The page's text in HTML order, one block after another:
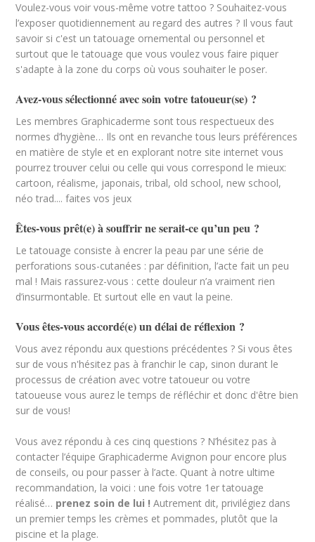
Voulez-vous voir vous-même votre tattoo ? Souhaitez-vous
l’exposer quotidiennement au regard des autres ? Il vous faut
savoir si c'est un tatouage ornemental ou personnel et
surtout que le tatouage que vous voulez vous faire piquer
s'adapte à la zone du corps où vous souhaiter le poser.
Avez-vous sélectionné avec soin votre tatoueur(se) ?
Les membres Graphicaderme sont tous respectueux des
normes d’hygiène… Ils ont en revanche tous leurs préférences
en matière de style et en explorant notre site internet vous
pourrez trouver celui ou celle qui vous correspond le mieux:
cartoon, réalisme, japonais, tribal, old school, new school,
néo trad.... faites vos jeux
Êtes-vous prêt(e) à souffrir ne serait-ce qu’un peu ?
Le tatouage consiste à encrer la peau par une série de
perforations sous-cutanées : par définition, l’acte fait un peu
mal ! Mais rassurez-vous : cette douleur n’a vraiment rien
d’insurmontable. Et surtout elle en vaut la peine.
Vous êtes-vous accordé(e) un délai de réflexion ?
Vous avez répondu aux questions précédentes ? Si vous êtes
sur de vous n'hésitez pas à franchir le cap, sinon durant le
processus de création avec votre tatoueur ou votre
tatoueuse vous aurez le temps de réfléchir et donc d'être bien
sur de vous!
Vous avez répondu à ces cinq questions ? N’hésitez pas à
contacter l’équipe Graphicaderme Avignon pour encore plus
de conseils, ou pour passer à l’acte. Quant à notre ultime
recommandation, la voici : une fois votre 1er tatouage
réalisé… prenez soin de lui ! Autrement dit, privilégiez dans
un premier temps les crèmes et pommades, plutôt que la
piscine et la plage.